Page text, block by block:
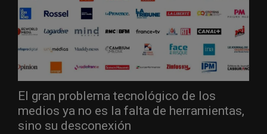
El gran problema tecnológico de los
medios ya no es la falta de herramientas,
sino su desconexión